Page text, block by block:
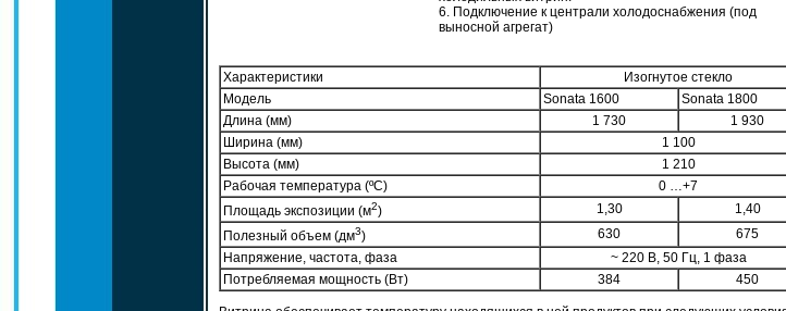
6. Подключение к централи холодоснабжения (под
выносной агрегат)
Характеристики
Изогнутое стекло
Модель
Sonata 1600
Sonata 1800
Длина (мм)
1 730
1 930
Ширина (мм)
1 100
Высота (мм)
1 210
Рабочая температура (ºC)
0 …+7
Площадь экспозиции (м2) 1,30
1,40
Полезный объем (дм3) 630
675
Напряжение, частота, фаза
~ 220 В, 50 Гц, 1 фаза
Потребляемая мощность (Вт)
384 450